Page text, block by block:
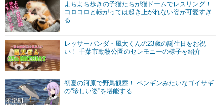
よちよち歩きの子猫たちが猫ドームでレスリング！
コロコロと転がっては起き上がれない姿が可愛すぎ
る
レッサーパンダ・風太くんの23歳の誕生日をお祝
い！ 千葉市動物公園のセレモニーの様子を紹介
初夏の河原で野鳥観察！ ペンギンみたいなゴイサギ
の“珍しい姿”を堪能する